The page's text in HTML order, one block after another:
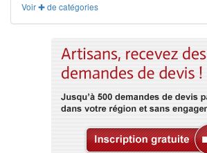
Voir ✚ de catégories